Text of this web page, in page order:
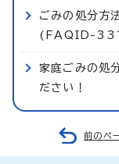
ごみの処分方
(FAQID-
家庭ごみの処
ださい！
前のペ